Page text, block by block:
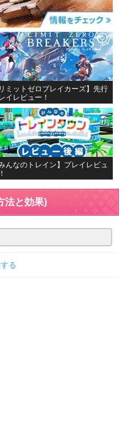
リミットゼロブレイカーズ】先行
イレビュー！
みんなのトレイン】プレイレビュ
法と効果)
る